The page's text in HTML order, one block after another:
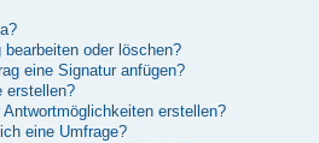
oder löschen?
eine Signatur anfügen?
erstellen?
erstellen?
eine Umfrage?